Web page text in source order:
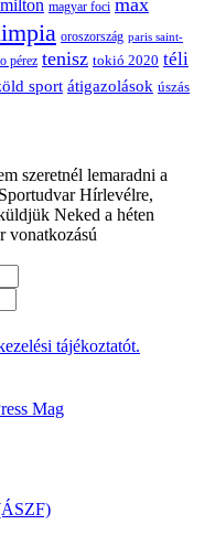
magyar foci max
oroszország paris saint-
pérez tenisz tokió 2020 téli
sport átigazolások úszás
szeretnél lemaradni a
Hírlevélre,
Neked a héten
vonatkozású
tájékoztatót.
Mag